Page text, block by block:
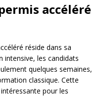
accéléré
réside dans sa
intensive, les candidats
quelques semaines,
classique. Cette
pour les